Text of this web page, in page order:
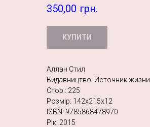
350,00 грн.
КУПИТИ
Аллан Стил
Видавництво: Источник жизни
Стор.: 225
Розмір: 142х215х12
ISBN: 9785868478970
Рік: 2015